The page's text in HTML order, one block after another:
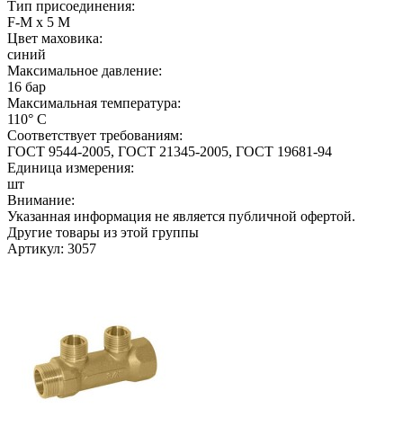
Тип присоединения:
F-M х 5 M
Цвет маховика:
синий
Максимальное давление:
16 бар
Максимальная температура:
110° С
Соответствует требованиям:
ГОСТ 9544-2005, ГОСТ 21345-2005, ГОСТ 19681-94
Единица измерения:
шт
Внимание:
Указанная информация не является публичной офертой.
Другие товары из этой группы
Артикул: 3057